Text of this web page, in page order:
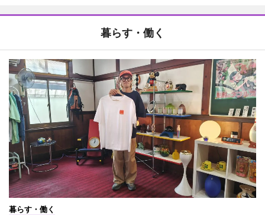
暮らす・働く
暮らす・働く